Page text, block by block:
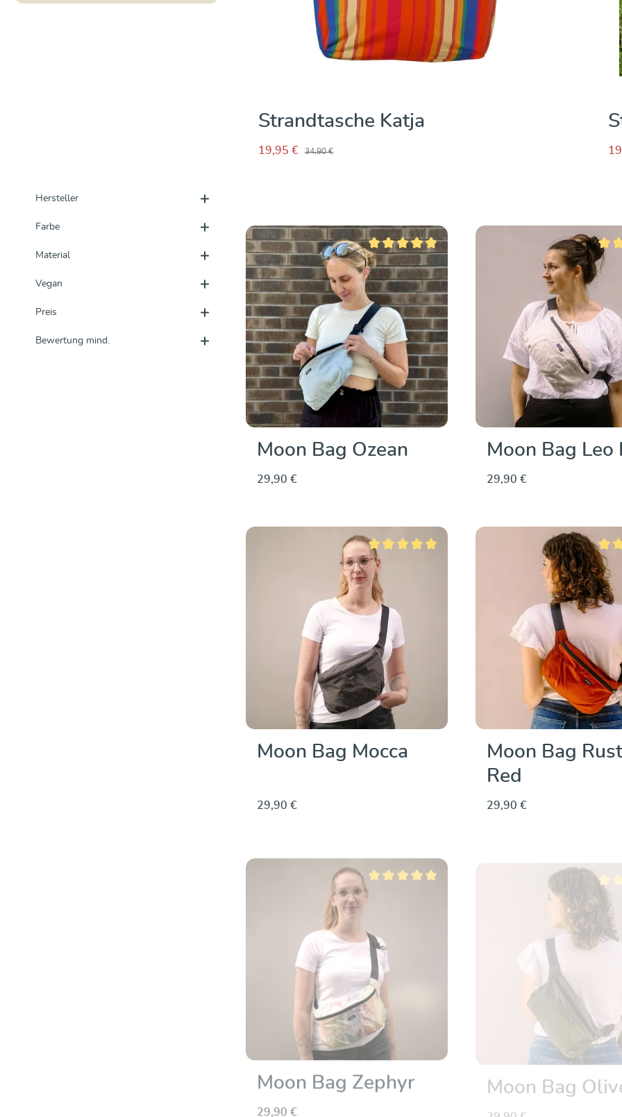
Strandtasche Katja
19,95 € 34,90 €
Hersteller
Farbe
Material
Vegan
Preis
Bewertung mind.
Durchschnittliche Bewertung von 5 von 5 Sternen
Moon Bag Ozean
29,90 €
Moon Bag Leo
29,90 €
Durchschnittliche Bewertung von 5 von 5 Sternen
Moon Bag Mocca
29,90 €
Moon Bag
Red
29,90 €
Durchschnittliche Bewertung von 5 von 5 Sternen
Moon Bag Zephyr
29,90 €
Moon Bag Olive